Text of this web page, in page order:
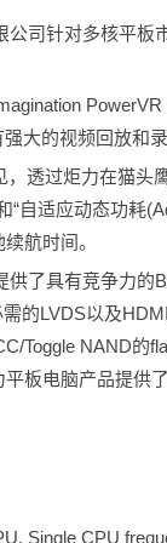
公司针对多核平
大的视频回放和录
，透过炬力在猫头
“自适应动态功耗
航时间。
供了具有竞争力的
的LVDS以及
Toggle NAND的
板电脑产品提供
Single CPU